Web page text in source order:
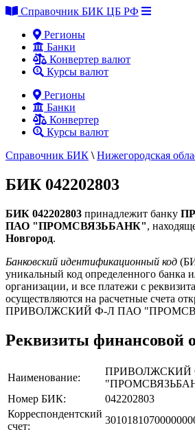
Справочник БИК ЦБ РФ
Регионы
Банки
Конвертер валют
Курсы валют
Регионы
Банки
Конвертер
Курсы валют
Справочник БИК \ Нижегородская
БИК 042202803
БИК 042202803 принадлежит банку
ПАО "ПРОМСВЯЗЬБАНК",
Новгород.
Банковский идентификационный код
уникальный код определенного банка
организации, и все платежи с
осуществляются на расчетные счета
ПРИВОЛЖСКИЙ Ф-Л ПАО
Реквизиты финансовой
Наименование:
ПРИВОЛЖСКИЙ
Номер БИК:
042202803
Корреспондентский
счет: